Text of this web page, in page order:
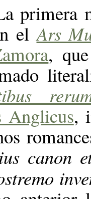
primera
elArs
,
Anglicus,
canon